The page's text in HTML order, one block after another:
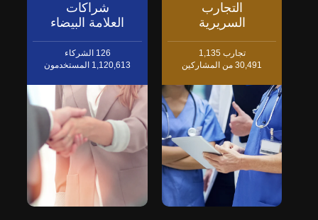
التجارب
السريرية
تجارب1,135
30,491 من المشاركين
شراكات
العلامة البيضاء
126 الشركاء
1,120,613 المستخدمون